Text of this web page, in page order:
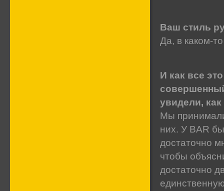
Ваш стиль
Да, в каком-
И как все
увидели,
Мы
них. У BAR
достаточно
чтобы
достаточно